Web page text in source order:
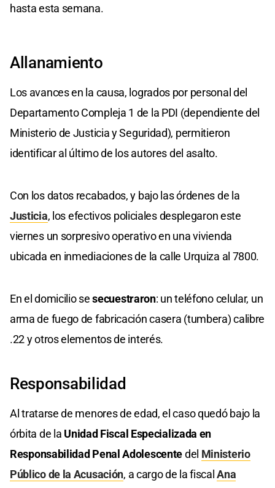
hasta esta semana.
Allanamiento
Los avances en la causa, logrados por personal del
Departamento Compleja 1 de la PDI (dependiente del
Ministerio de Justicia y Seguridad), permitieron
identificar al último de los autores del asalto.
Con los datos recabados, y bajo las órdenes de la
Justicia, los efectivos policiales desplegaron este
viernes un sorpresivo operativo en una vivienda
ubicada en inmediaciones de la calle Urquiza al 7800.
En el domicilio sesecuestraron: un teléfono celular, un
arma de fuego de fabricación casera (tumbera) calibre
.22 y otros elementos de interés.
Responsabilidad
Al tratarse de menores de edad, el caso quedó bajo la
órbita de la Unidad Fiscal Especializada en
Responsabilidad Penal Adolescentedel Ministerio
Público de la Acusación, a cargo de la fiscalAna